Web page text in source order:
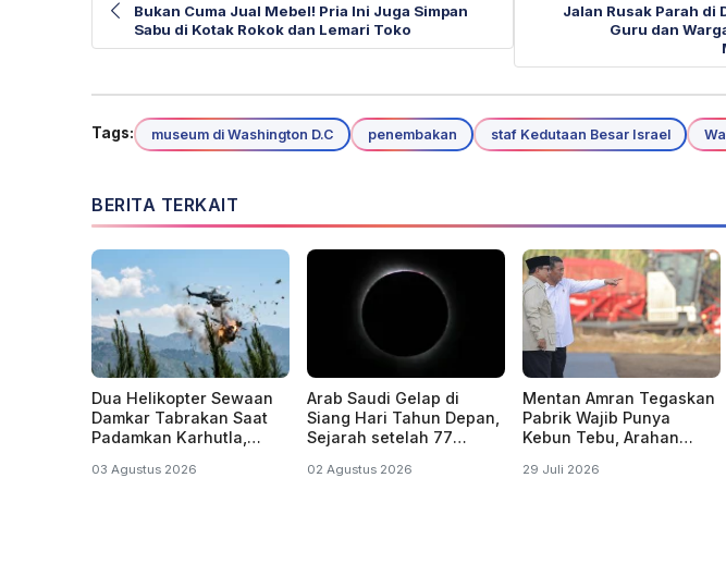
Bukan Cuma Jual Mebel! Pria Ini Juga Simpan
Sabu di Kotak Rokok dan Lemari Toko
Jalan Rusak Parah di
Guru dan
Tags: museum di Washington D.C penembakan staf Kedutaan Besar Israel
BERITA TERKAIT
Dua Helikopter Sewaan
Damkar Tabrakan Saat
Padamkan Karhutla,
03 Agustus 2026
Arab Saudi Gelap di
Siang Hari Tahun Depan,
Sejarah setelah 77
02 Agustus 2026
Mentan Amran Tegaskan
Pabrik Wajib Punya
Kebun Tebu, Arahan
Digenjot
29 Juli 2026